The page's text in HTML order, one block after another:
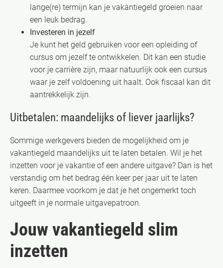
lange(re) termijn kan je vakantiegeld groeien naar
een leuk bedrag.
Investeren in jezelf
Je kunt het geld gebruiken voor een opleiding of
cursus om jezelf te ontwikkelen. Dit kan een studie
voor je carrière zijn, maar natuurlijk ook een cursus
waar je zelf voldoening uit haalt. Ook fiscaal kan dit
aantrekkelijk zijn.
Uitbetalen: maandelijks of liever jaarlijks?
Sommige werkgevers bieden de mogelijkheid om je
vakantiegeld maandelijks uit te laten betalen. Wil je het
inzetten voor je vakantie of een andere uitgave? Dan is het
verstandig om het bedrag één keer per jaar uit te laten
keren. Daarmee voorkom je dat je het ongemerkt toch
uitgeeft in je normale uitgavepatroon.
Jouw vakantiegeld slim
inzetten